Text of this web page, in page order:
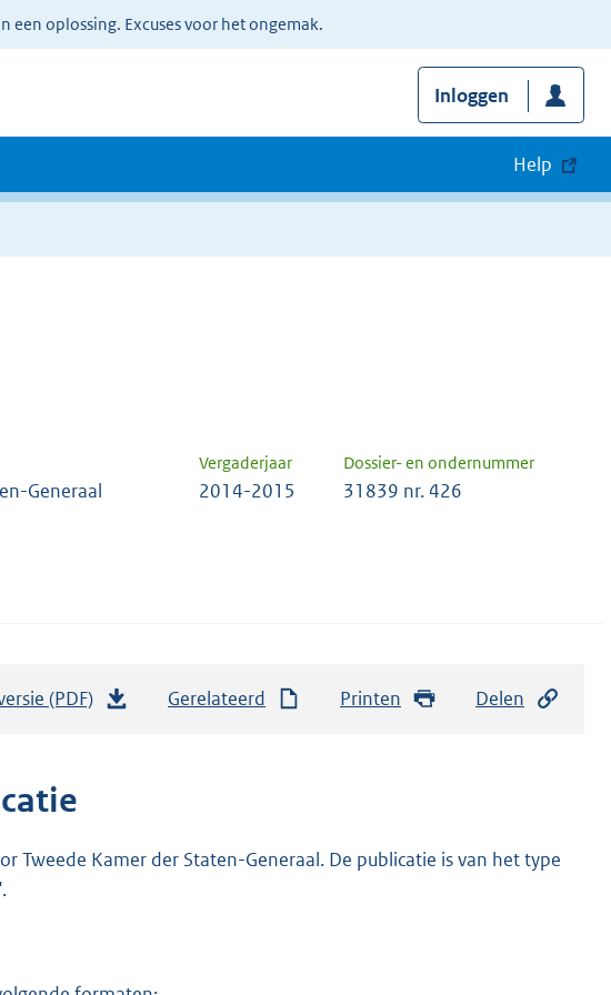
een oplossing. Excuses voor het ongemak.
Inloggen
Help
Vergaderjaar Dossier- en ondernummer
Generaal 2014-2015 31839 nr. 426
(PDF)
n
Gerelateerd Printen Delen
Tweede Kamer der Staten-Generaal. De publicatie is van het type